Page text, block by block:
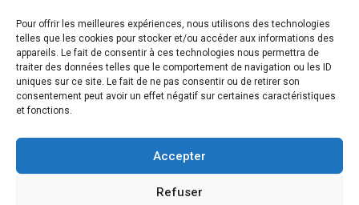
Pour offrir les meilleures expériences, nous utilisons des technologies
telles que les cookies pour stocker et/ou accéder aux informations des
appareils. Le fait de consentir à ces technologies nous permettra de
traiter des données telles que le comportement de navigation ou les ID
uniques sur ce site. Le fait de ne pas consentir ou de retirer son
consentement peut avoir un effet négatif sur certaines caractéristiques
et fonctions.
Accepter
Refuser
Ultra HD Blu-ray™, jusqu’à 100Go/disque
Sortie vidéo
Compatibilité avec les téléviseurs 4K 120Hz et
8K, VRR (spécification HDMI v. 2.1)
“Tempest” 3D AudioTec